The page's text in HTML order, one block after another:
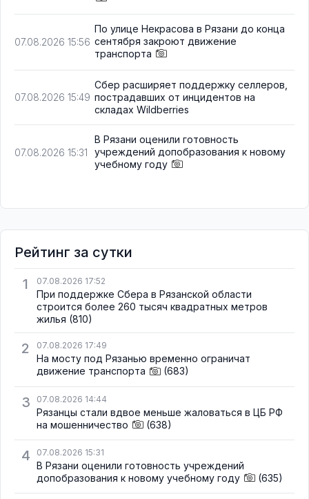
07.08.2026 15:56
По улице Некрасова в Рязани до конца
сентября закроют движение
транспорта
07.08.2026 15:49
Сбер расширяет поддержку селлеров,
пострадавших от инцидентов на
складах Wildberries
07.08.2026 15:31
В Рязани оценили готовность
учреждений допобразования к новому
учебному году
Рейтинг за сутки
1
07.08.2026 17:52
При поддержке Сбера в Рязанской области
строится более 260 тысяч квадратных метров
жилья (810)
2 07.08.2026 17:49
На мосту под Рязанью временно ограничат
движение транспорта
(683)
3 07.08.2026 14:44
Рязанцы стали вдвое меньше жаловаться в ЦБ РФ
на мошенничество
(638)
4 07.08.2026 15:31
В Рязани оценили готовность учреждений
допобразования к новому учебному году
(635)